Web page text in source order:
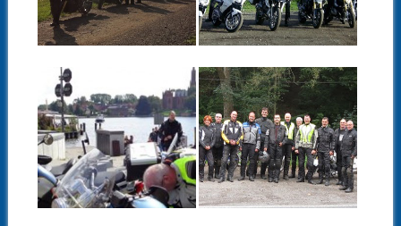
▶ ▶
30.09.15
BIKERTOUR AN
DER
MECKLENBURGE
R SEENPLATTE –
SEPTEMBER 2015
▶
28.09.15
BMW-
KUNDENTOUR
LEIPZIG –
SEPTEMBER 2015
▶